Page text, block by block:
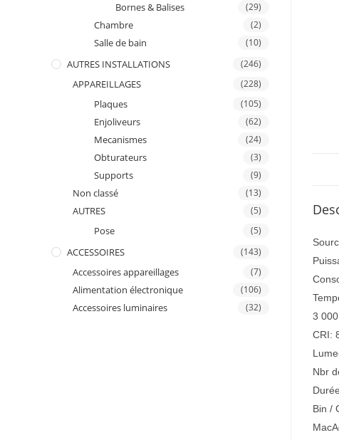
3
CRI:
Nbr
Bin /
Bornes & Balises (29)
Chambre (2)
Salle de bain (10)
AUTRES INSTALLATIONS (246)
APPAREILLAGES (228)
Plaques (105)
Enjoliveurs (62)
Mecanismes (24)
Obturateurs (3)
Supports (9)
Non classé (13)
AUTRES (5)
Pose (5)
ACCESSOIRES (143)
Accessoires appareillages (7)
Alimentation électronique (106)
Accessoires luminaires (32)